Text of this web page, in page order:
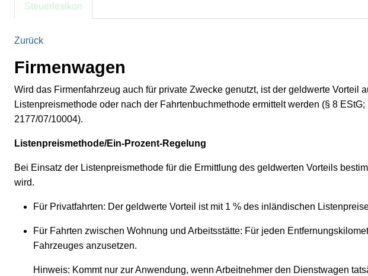
Steuerlexikon
Zurück
Firmenwagen
Wird das Firmenfahrzeug auch für private Zwecke genutzt, ist der geldwerte
Listenpreismethode oder nach der Fahrtenbuchmethode ermittelt werden (§ 8
2177/07/10004).
Listenpreismethode/Ein-Prozent-Regelung
Bei Einsatz der Listenpreismethode für die Ermittlung des geldwerten Vorteils
wird.
Für Privatfahrten: Der geldwerte Vorteil ist mit 1 % des inländischen
Für Fahrten zwischen Wohnung und Arbeitsstätte: Für jeden
Fahrzeuges anzusetzen.
Hinweis: Kommt nur zur Anwendung, wenn Arbeitnehmer den Dienstwagen